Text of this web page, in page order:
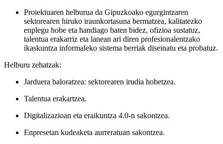
Proiektuaren helburua da Gipuzkoako egurgintzaren
sektorearen hiruko iraunkortasuna bermatzea, kalitatezko
enplegu hobe eta handiago baten bidez, ofizioa sustatuz,
talentua erakarriz eta lanean ari diren profesionalentzako
ikaskuntza informaleko sistema berriak diseinatu eta probatuz.
Helburu zehatzak:
Jarduera baloratzea: sektorearen irudia hobetzea.
Talentua erakartzea.
Digitalizazioan eta eraikuntza 4.0-n sakontzea.
Enpresetan kudeaketa aurreratuan sakontzea.